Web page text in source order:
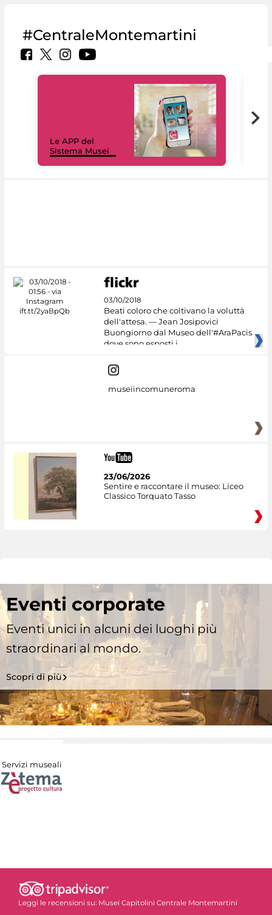
#CentraleMontemartini
Le APP del
Sistema Musei
03/10/2018
Beati coloro che coltivano la voluttà
dell'attesa. — Jean Josipovici
Buongiorno dal Museo dell'#AraPacis
dove sono esposti i
museiincomuneroma
23/06/2026
Sentire e raccontare il museo: Liceo
Classico Torquato Tasso
Eventi corporate
Eventi unici in alcuni dei luoghi più
straordinari al mondo.
Scopri di più
Servizi museali
Leggi le recensioni su: Musei Capitolini Centrale Montemartini